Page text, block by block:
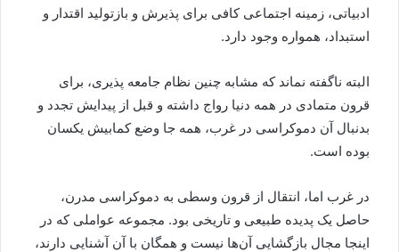
ادبیاتی، زمینه اجتماعی کافی برای پذیرش و بازتولید اقتدار و
استبداد، همواره وجود دارد.
البته ناگفته نماند که مشابه چنین نظام جامعه پذیری، برای
قرون متمادی در همه دنیا رواج داشته و قبل از پیدایش تجدد و
بدنبال آن دموکراسی در غرب، همه جا وضع کمابیش یکسان
بوده است.
در غرب اما، انتقال از قرون وسطی به دموکراسی مدرن،
حاصل یک پدیده طبیعی و تاریخی بود. مجموعه عواملی که در
اینجا مجال بازگشایی آن‌ها نیست و همگان با آن آشنایی دارند،